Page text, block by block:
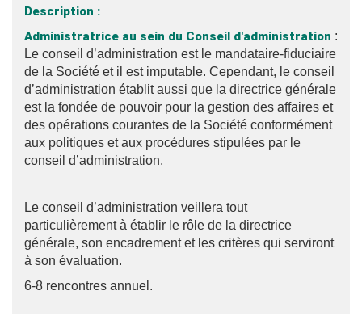
Description :
Administratrice au sein du Conseil d'administration :
Le conseil d’administration est le mandataire-fiduciaire
de la Société et il est imputable. Cependant, le conseil
d’administration établit aussi que la directrice générale
est la fondée de pouvoir pour la gestion des affaires et
des opérations courantes de la Société conformément
aux politiques et aux procédures stipulées par le
conseil d’administration.
Le conseil d’administration veillera tout
particulièrement à établir le rôle de la directrice
générale, son encadrement et les critères qui serviront
à son évaluation.
6-8 rencontres annuel.